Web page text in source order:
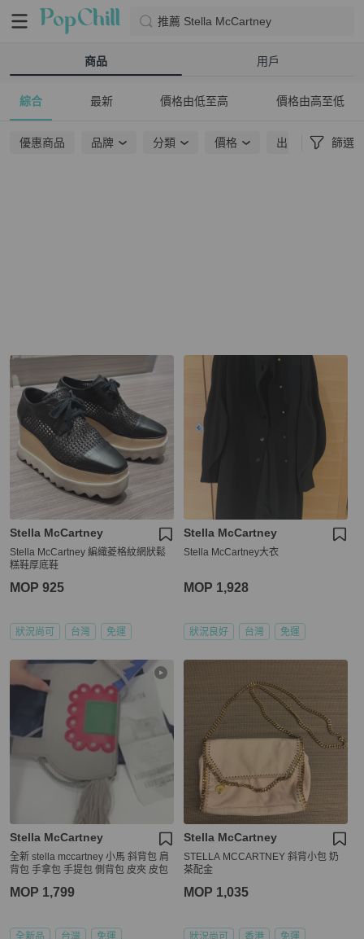
推薦 Stella McCartney
商品 用戶
綜合 最新 價格由低至高 價格由高至低
優惠商品 品牌 分類 價格 出貨地點 篩選
Stella McCartney
Stella McCartney 編織菱格紋網狀鬆
糕鞋厚底鞋
MOP 925
狀況尚可 台灣 免運
Stella McCartney
Stella McCartney大衣
MOP 1,928
狀況良好 台灣 免運
Stella McCartney
全新 stella mccartney 小馬 斜背包 肩
背包 手拿包 手提包 側背包 皮夾 皮包
MOP 1,799
Stella McCartney
STELLA MCCARTNEY 斜背小包 奶
茶配金
MOP 1,035